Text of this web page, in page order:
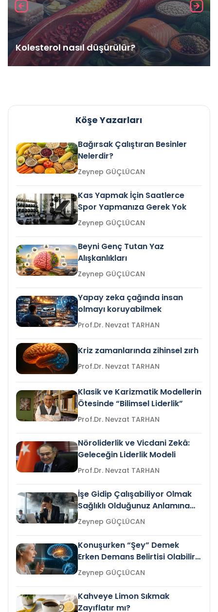
Kolesterol nasıl düşürülür?
Köşe Yazarları
Bağırsak Çalıştıran Besinler
Nelerdir?
Zeynep GÜÇLÜCAN
Kas Yapmak İçin Saatlerce
Spor Yapmanıza Gerek Yok
Zeynep GÜÇLÜCAN
Beyni Genç Tutan Yaz
Alışkanlıkları
Zeynep GÜÇLÜCAN
Yapay zeka çağında insan
olmayı koruyabilmek
Prof.Dr. Nevzat TARHAN
Kriz zamanlarında zihinsel zırh
Prof.Dr. Nevzat TARHAN
Klasik ve Karizmatik Modellerin
Ötesinde “Bilimsel Liderlik”
Prof.Dr. Nevzat TARHAN
Nöroliderlik ve Vicdani Zekâ:
Geleceğin Liderlik Modeli
Prof.Dr. Nevzat TARHAN
İşe Gidip Çalışabiliyor Olmak
Sağlıklı Olduğunuz Anlamına
Gelir mi?Zeynep GÜÇLÜCAN
Konuşurken “Şey” Demek
Erken Demans Belirtisi Olabilir
mi?
Zeynep GÜÇLÜCAN
Kahveye Limon Sıkmak
Zayıflatır mı?